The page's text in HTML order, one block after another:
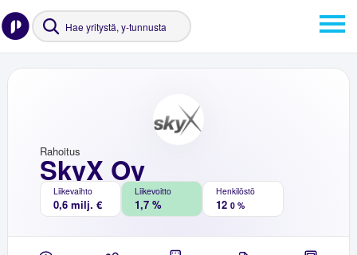
SkyX Oy
Rahoitus
Liikevaihto
0,6 milj. €
Liikevoitto
1,7 %
Henkilöstö
12 0 %